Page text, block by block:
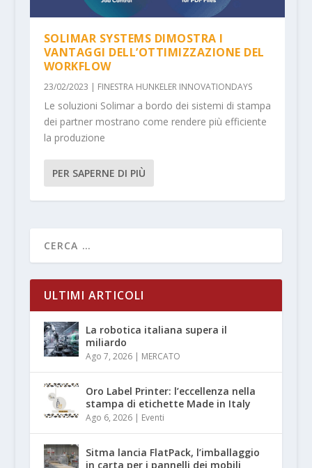
SOLIMAR SYSTEMS DIMOSTRA I
VANTAGGI DELL’OTTIMIZZAZIONE DEL
WORKFLOW
23/02/2023 | FINESTRA HUNKELER INNOVATIONDAYS
Le soluzioni Solimar a bordo dei sistemi di stampa
dei partner mostrano come rendere più efficiente
la produzione
PER SAPERNE DI PIÙ
ULTIMI ARTICOLI
La robotica italiana supera il
miliardo
Ago 7, 2026| MERCATO
Oro Label Printer: l’eccellenza nella
stampa di etichette Made in Italy
Ago 6, 2026| Eventi
Sitma lancia FlatPack, l’imballaggio
in carta per i pannelli dei mobili